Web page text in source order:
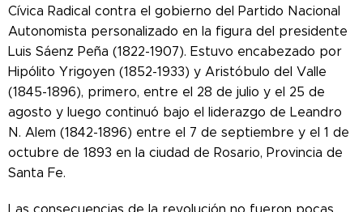
Cívica Radical contra el gobierno del Partido Nacional
Autonomista personalizado en la figura del presidente
Luis Sáenz Peña (1822-1907). Estuvo encabezado por
Hipólito Yrigoyen (1852-1933) y Aristóbulo del Valle
(1845-1896), primero, entre el 28 de julio y el 25 de
agosto y luego continuó bajo el liderazgo de Leandro
N. Alem (1842-1896) entre el 7 de septiembre y el 1 de
octubre de 1893 en la ciudad de Rosario, Provincia de
Santa Fe.